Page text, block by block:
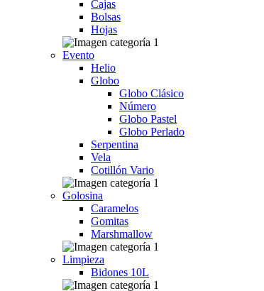
Cajas
Bolsas
Hojas
Evento
Helio
Globo
Globo Clásico
Número
Globo Pastel
Globo Perlado
Serpentina
Vela
Cotillón Vario
Golosina
Caramelos
Gomitas
Marshmallow
Limpieza
Bidones 10L